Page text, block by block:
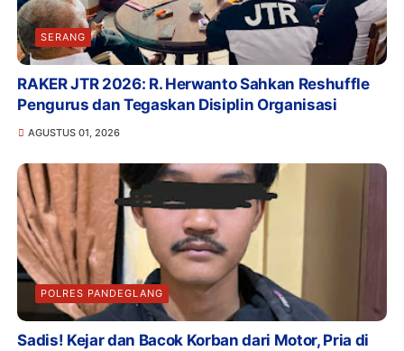
SERANG
RAKER JTR 2026: R. Herwanto Sahkan Reshuffle
Pengurus dan Tegaskan Disiplin Organisasi
AGUSTUS 01, 2026
POLRES PANDEGLANG
Sadis! Kejar dan Bacok Korban dari Motor, Pria di